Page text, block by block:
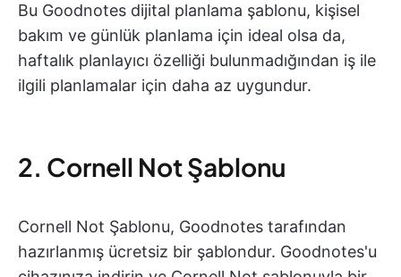
Bu Goodnotes dijital planlama şablonu, kişisel
bakım ve günlük planlama için ideal olsa da,
haftalık planlayıcı özelliği bulunmadığından iş ile
ilgili planlamalar için daha az uygundur.
2. Cornell Not Şablonu
Cornell Not Şablonu, Goodnotes tarafından
hazırlanmış ücretsiz bir şablondur. Goodnotes'u